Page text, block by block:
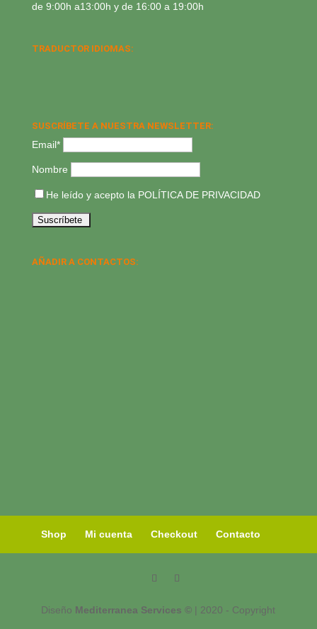
de 9:00h a13:00h y de 16:00 a 19:00h
TRADUCTOR IDIOMAS:
SUSCRÍBETE A NUESTRA NEWSLETTER:
Email*
Nombre
He leído y acepto la POLÍTICA DE PRIVACIDAD
AÑADIR A CONTACTOS:
Shop Mi cuenta Checkout Contacto
Diseño Mediterranea Services © | 2020 - Copyright